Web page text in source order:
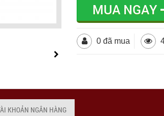
MUA NGAY
0 đã mua
KHOẢN NGÂN HÀNG